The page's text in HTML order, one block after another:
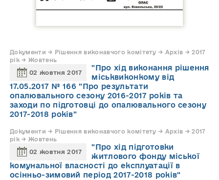
Документи → Рішення виконавчого комітету → Архів → 2017
рік → Жовтень
02 жовтня 2017
"Про хід виконання рішення
міськвиконкому від
17.05.2017 № 166 "Про результати
опалювального сезону 2016-2017 років та
заходи по підготовці до опалювального сезону
2017-2018 років"
Документи → Рішення виконавчого комітету → Архів → 2017
рік → Жовтень
02 жовтня 2017
"Про хід підготовки
житлового фонду міської
комунальної власності до експлуатації в
осінньо-зимовий період 2017-2018 років"